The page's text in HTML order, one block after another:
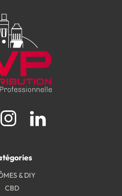
& DIY
CBD
Instagram